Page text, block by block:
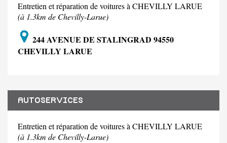
Entretien et réparation de voitures à CHEVILLY LARUE
(à 1.3km de Chevilly-Larue)
244 AVENUE DE STALINGRAD 94550
CHEVILLY LARUE
AUTOSERVICES
Entretien et réparation de voitures à CHEVILLY LARUE
(à 1.3km de Chevilly-Larue)